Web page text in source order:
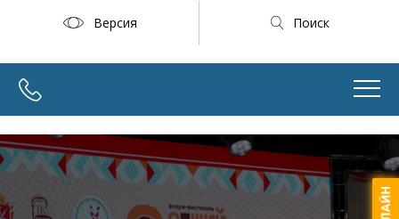
Версия Поиск